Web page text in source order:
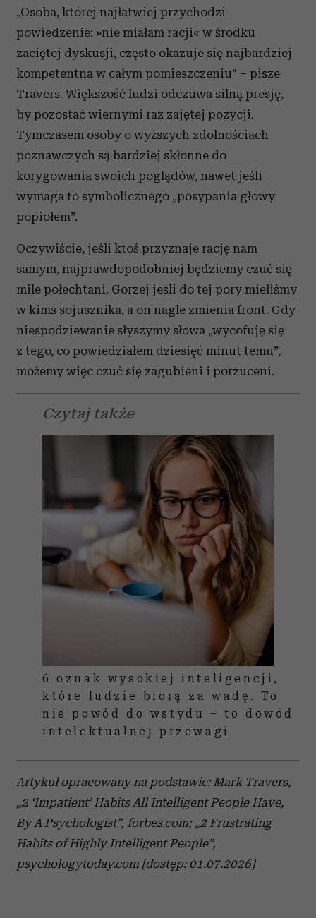
„Osoba, której najłatwiej przychodzi
powiedzenie: »nie miałam racji« w środku
zaciętej dyskusji, często okazuje się najbardziej
kompetentna w całym pomieszczeniu” – pisze
Travers. Większość ludzi odczuwa silną presję,
by pozostać wiernymi raz zajętej pozycji.
Tymczasem osoby o wyższych zdolnościach
poznawczych są bardziej skłonne do
korygowania swoich poglądów, nawet jeśli
wymaga to symbolicznego „posypania głowy
popiołem”.
Oczywiście, jeśli ktoś przyznaje rację nam
samym, najprawdopodobniej będziemy czuć się
mile połechtani. Gorzej jeśli do tej pory mieliśmy
w kimś sojusznika, a on nagle zmienia front. Gdy
niespodziewanie słyszymy słowa „wycofuję się
z tego, co powiedziałem dziesięć minut temu”,
możemy więc czuć się zagubieni i porzuceni.
Czytaj także
6 oznak wysokiej inteligencji,
które ludzie biorą za wadę. To
nie powód do wstydu – to dowód
intelektualnej przewagi
Artykuł opracowany na podstawie: Mark Travers,
„2 ‘Impatient’ Habits All Intelligent People Have,
By A Psychologist”, forbes.com; „2 Frustrating
Habits of Highly Intelligent People”,
psychologytoday.com [dostęp: 01.07.2026]